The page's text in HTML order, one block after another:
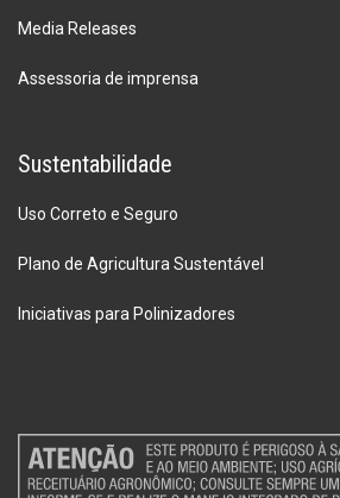
Media Releases
Assessoria de imprensa
Sustentabilidade
Uso Correto e Seguro
Plano de Agricultura Sustentável
Iniciativas para Polinizadores